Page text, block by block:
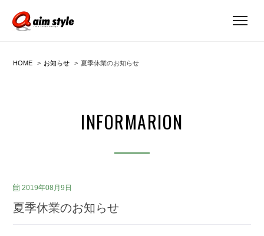
HOME お知らせ 夏季休業のお知らせ
INFORMARION
2019年08月9日
夏季休業のお知らせ